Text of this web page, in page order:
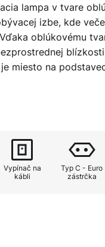
lampa v tvare
izbe, kde
oblúkovému
miesto na
na správne miesto.
to v obývačke
stojacia lampa
Možno použiť
sa odporúčajú
Vypínač na
kábli
Typ C - Euro
zástrčka